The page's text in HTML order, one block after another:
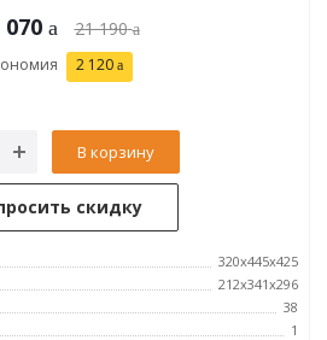
070 21 190
2 120
В корзину
скидку
320x445x425
212х341х296
38
1